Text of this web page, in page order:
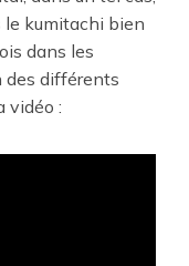
le kumitachi bien
dans les
des différents
vidéo :